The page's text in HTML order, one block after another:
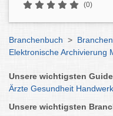
(0)
Branchenbuch >
Elektronische Archivierung
Unsere wichtigsten
Ärzte Gesundheit
Unsere wichtigsten